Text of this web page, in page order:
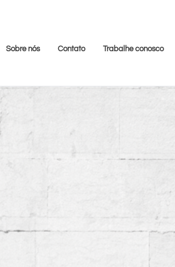
Sobre nós Contato Trabalhe conosco